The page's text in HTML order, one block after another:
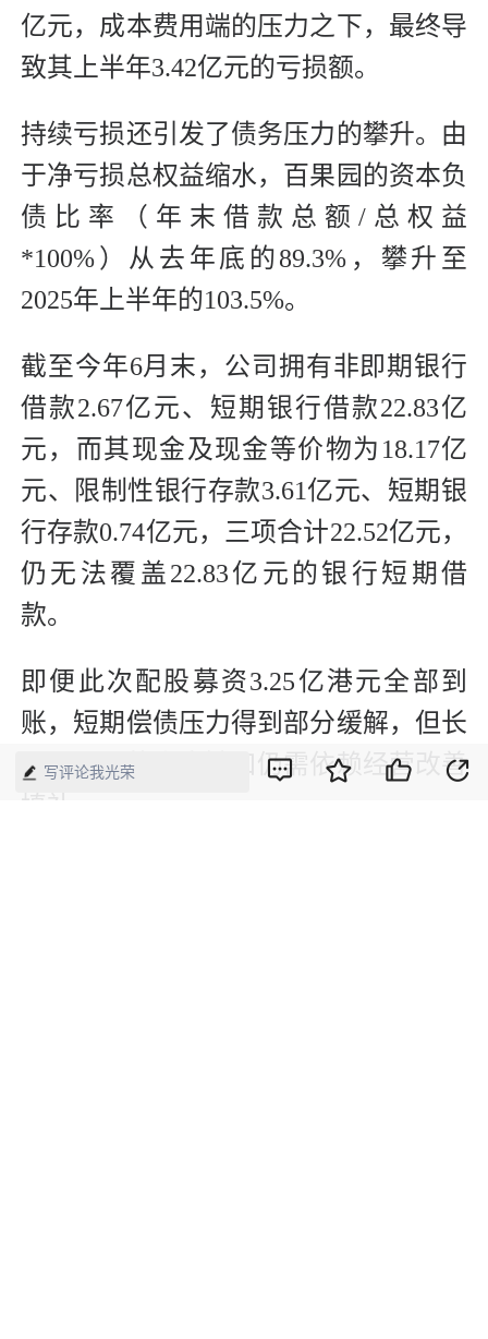
亿元，成本费用端的压力之下，最终导
致其上半年3.42亿元的亏损额。
持续亏损还引发了债务压力的攀升。由
于净亏损总权益缩水，百果园的资本负
债比率（年末借款总额/总权益
*100%）从去年底的89.3%，攀升至
2025年上半年的103.5%。
截至今年6月末，公司拥有非即期银行
借款2.67亿元、短期银行借款22.83亿
元，而其现金及现金等价物为18.17亿
元、限制性银行存款3.61亿元、短期银
行存款0.74亿元，三项合计22.52亿元，
仍无法覆盖22.83亿元的银行短期借
款。
即便此次配股募资3.25亿港元全部到
账，短期偿债压力得到部分缓解，但长
期百果园的资金缺口仍需依赖经营改善
填补。
写评论我光荣